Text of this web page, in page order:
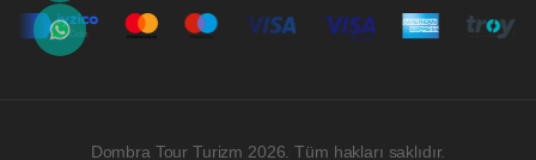
Dombra Tour Turizm 2026. Tüm hakları saklıdır.